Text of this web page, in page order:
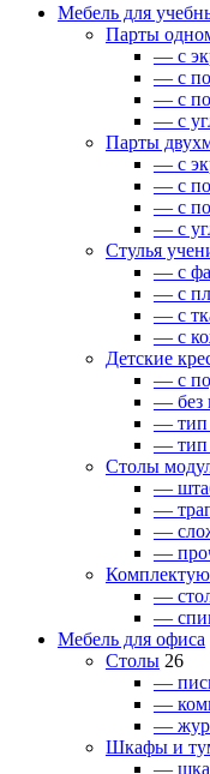
Мебель для
Парты
— c
— c
— c
— c
Парты
— c
— c
— c
— c
Стулья
— c
— c
— c
— c
Детские
— c
— без
— тип
— тип
Столы
—
—
—
—
—
—
Мебель для офиса
Столы 26
—
—
—
Шкафы и
—